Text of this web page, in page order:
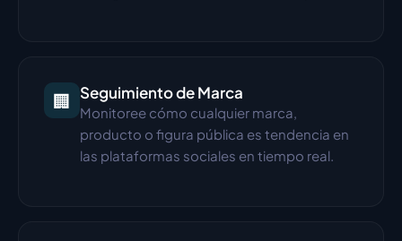
🏢 Seguimiento de Marca
Monitoree cómo cualquier marca,
producto o figura pública es tendencia en
las plataformas sociales en tiempo real.